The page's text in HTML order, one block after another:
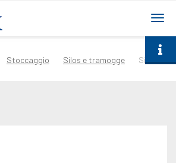
Stoccaggio Silos e tramogge Silos